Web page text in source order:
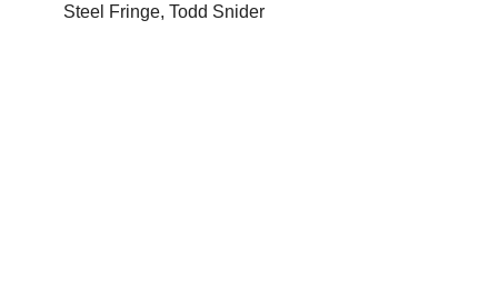
Steel Fringe, Todd Snider